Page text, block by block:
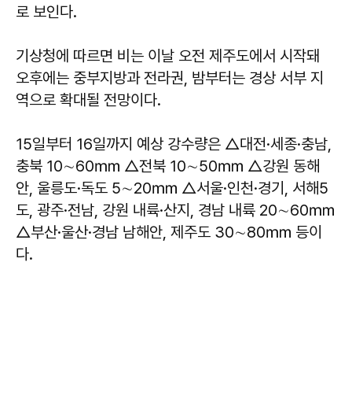
로 보인다.
기상청에 따르면 비는 이날 오전 제주도에서 시작돼
오후에는 중부지방과 전라권, 밤부터는 경상 서부 지
역으로 확대될 전망이다.
15일부터 16일까지 예상 강수량은 △대전·세종·충남,
충북 10∼60㎜ △전북 10∼50㎜ △강원 동해
안, 울릉도·독도 5∼20㎜ △서울·인천·경기, 서해5
도, 광주·전남, 강원 내륙·산지, 경남 내륙 20∼60㎜
△부산·울산·경남 남해안, 제주도 30∼80㎜ 등이
다.